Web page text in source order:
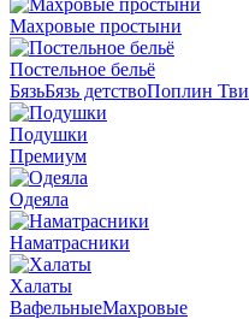
Махровые простыни
Постельное бельё
БязьБязь детствоПоплин
Подушки
Премиум
Одеяла
Наматрасники
Халаты
ВафельныеМахровые